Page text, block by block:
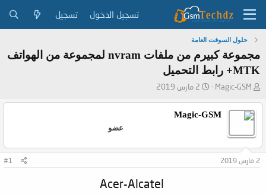
تسجيل الدخول تسجيل
حلول السوفت العامة
مجموعة كبيرم من ملفات nvram لمجموعة من الهواتف
MTK+ رابط التحميل
ب
ئ
ل
م
و
Magic-GSM
ت
ي
ل
2 مارس 2019
Magic-GSM
عضو
2 مارس 2019 #1
Acer-Alcatel